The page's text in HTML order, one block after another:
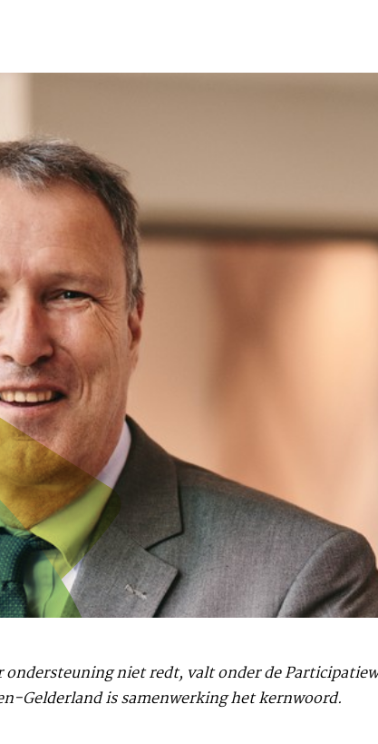
niet redt, valt onder de
Gelderland is samenwerking het kernwoord.